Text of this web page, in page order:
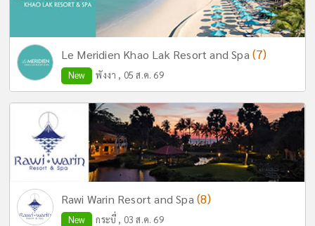
Le Meridien Khao Lak Resort and Spa (7)
New พังงา , 05 ส.ค. 69
Rawi Warin Resort and Spa (8)
New กระบี่ , 03 ส.ค. 69